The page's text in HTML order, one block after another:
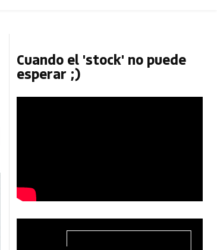
Cuando el 'stock' no puede
esperar ;)